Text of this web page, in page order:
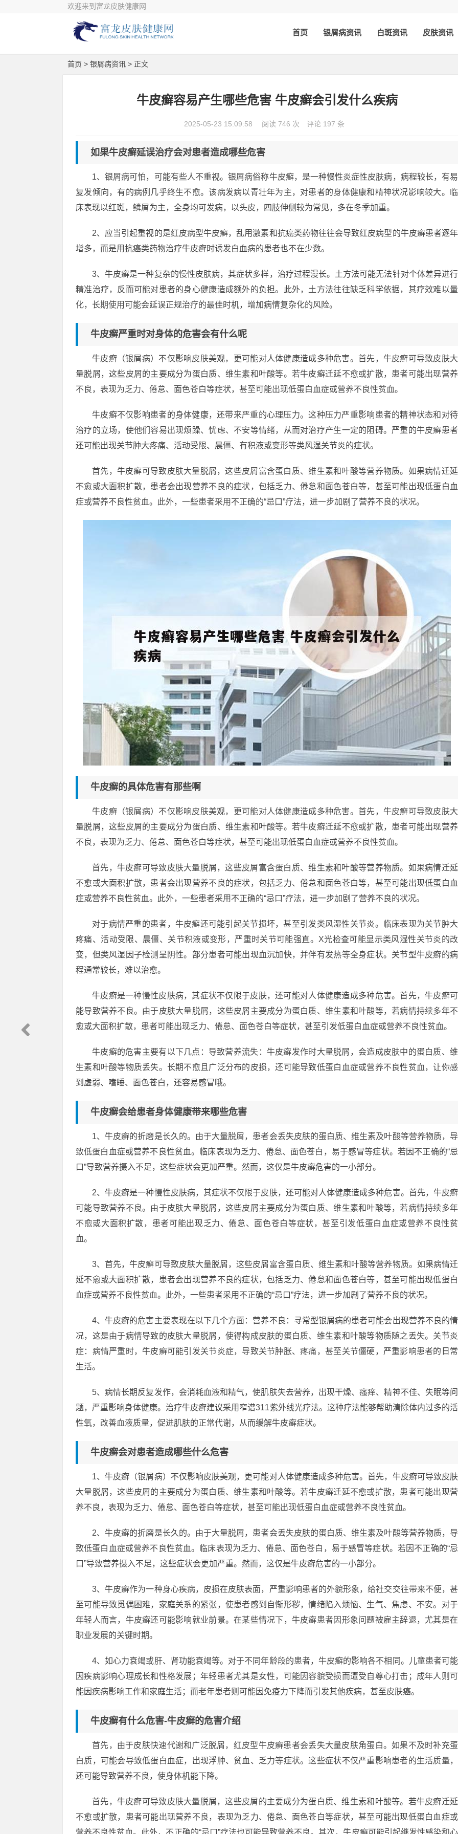
欢迎来到富龙皮肤健康网
首页 银屑病资讯 白斑资讯 皮肤资讯
首页 > 银屑病资讯 > 正文
牛皮癣容易产生哪些危害 牛皮癣会引发什么疾病
2025-05-23 15:09:58 阅读 746 次 评论 197 条
如果牛皮癣延误治疗会对患者造成哪些危害
1、银屑病可怕，可能有些人不重视。银屑病俗称牛皮癣，是一种慢性炎症性皮肤病，病程较长，有易
复发倾向，有的病例几乎终生不愈。该病发病以青壮年为主，对患者的身体健康和精神状况影响较大。临
床表现以红斑，鳞屑为主，全身均可发病，以头皮，四肢伸侧较为常见，多在冬季加重。
2、应当引起重视的是红皮病型牛皮癣，乱用激素和抗癌类药物往往会导致红皮病型的牛皮癣患者逐年
增多，而是用抗癌类药物治疗牛皮癣时诱发白血病的患者也不在少数。
3、牛皮癣是一种复杂的慢性皮肤病，其症状多样，治疗过程漫长。土方法可能无法针对个体差异进行
精准治疗，反而可能对患者的身心健康造成额外的负担。此外，土方法往往缺乏科学依据，其疗效难以量
化，长期使用可能会延误正规治疗的最佳时机，增加病情复杂化的风险。
牛皮癣严重时对身体的危害会有什么呢
牛皮癣（银屑病）不仅影响皮肤美观，更可能对人体健康造成多种危害。首先，牛皮癣可导致皮肤大
量脱屑，这些皮屑的主要成分为蛋白质、维生素和叶酸等。若牛皮癣迁延不愈或扩散，患者可能出现营养
不良，表现为乏力、倦怠、面色苍白等症状，甚至可能出现低蛋白血症或营养不良性贫血。
牛皮癣不仅影响患者的身体健康，还带来严重的心理压力。这种压力严重影响患者的精神状态和对待
治疗的立场，使他们容易出现烦躁、忧虑、不安等情绪，从而对治疗产生一定的阻碍。严重的牛皮癣患者
还可能出现关节肿大疼痛、活动受限、晨僵、有积液或变形等类风湿关节炎的症状。
首先，牛皮癣可导致皮肤大量脱屑，这些皮屑富含蛋白质、维生素和叶酸等营养物质。如果病情迁延
不愈或大面积扩散，患者会出现营养不良的症状，包括乏力、倦怠和面色苍白等，甚至可能出现低蛋白血
症或营养不良性贫血。此外，一些患者采用不正确的“忌口”疗法，进一步加剧了营养不良的状况。
牛皮癣的具体危害有那些啊
牛皮癣（银屑病）不仅影响皮肤美观，更可能对人体健康造成多种危害。首先，牛皮癣可导致皮肤大
量脱屑，这些皮屑的主要成分为蛋白质、维生素和叶酸等。若牛皮癣迁延不愈或扩散，患者可能出现营养
不良，表现为乏力、倦怠、面色苍白等症状，甚至可能出现低蛋白血症或营养不良性贫血。
首先，牛皮癣可导致皮肤大量脱屑，这些皮屑富含蛋白质、维生素和叶酸等营养物质。如果病情迁延
不愈或大面积扩散，患者会出现营养不良的症状，包括乏力、倦怠和面色苍白等，甚至可能出现低蛋白血
症或营养不良性贫血。此外，一些患者采用不正确的“忌口”疗法，进一步加剧了营养不良的状况。
对于病情严重的患者，牛皮癣还可能引起关节损坏，甚至引发类风湿性关节炎。临床表现为关节肿大
疼痛、活动受限、晨僵、关节积液或变形，严重时关节可能强直。X光检查可能显示类风湿性关节炎的改
变，但类风湿因子检测呈阴性。部分患者可能出现血沉加快，并伴有发热等全身症状。关节型牛皮癣的病
程通常较长，难以治愈。
牛皮癣是一种慢性皮肤病，其症状不仅限于皮肤，还可能对人体健康造成多种危害。首先，牛皮癣可
能导致营养不良。由于皮肤大量脱屑，这些皮屑主要成分为蛋白质、维生素和叶酸等，若病情持续多年不
愈或大面积扩散，患者可能出现乏力、倦怠、面色苍白等症状，甚至引发低蛋白血症或营养不良性贫血。
牛皮癣的危害主要有以下几点：导致营养流失：牛皮癣发作时大量脱屑，会造成皮肤中的蛋白质、维
生素和叶酸等物质丢失。长期不愈且广泛分布的皮损，还可能导致低蛋白血症或营养不良性贫血，让你感
到虚弱、嗜睡、面色苍白，还容易感冒哦。
牛皮癣会给患者身体健康带来哪些危害
1、牛皮癣的折磨是长久的。由于大量脱屑，患者会丢失皮肤的蛋白质、维生素及叶酸等营养物质，导
致低蛋白血症或营养不良性贫血。临床表现为乏力、倦怠、面色苍白，易于感冒等症状。若因不正确的“忌
口”导致营养摄入不足，这些症状会更加严重。然而，这仅是牛皮癣危害的一小部分。
2、牛皮癣是一种慢性皮肤病，其症状不仅限于皮肤，还可能对人体健康造成多种危害。首先，牛皮癣
可能导致营养不良。由于皮肤大量脱屑，这些皮屑主要成分为蛋白质、维生素和叶酸等，若病情持续多年
不愈或大面积扩散，患者可能出现乏力、倦怠、面色苍白等症状，甚至引发低蛋白血症或营养不良性贫
血。
3、首先，牛皮癣可导致皮肤大量脱屑，这些皮屑富含蛋白质、维生素和叶酸等营养物质。如果病情迁
延不愈或大面积扩散，患者会出现营养不良的症状，包括乏力、倦怠和面色苍白等，甚至可能出现低蛋白
血症或营养不良性贫血。此外，一些患者采用不正确的“忌口”疗法，进一步加剧了营养不良的状况。
4、牛皮癣的危害主要表现在以下几个方面：营养不良：寻常型银屑病的患者可能会出现营养不良的情
况，这是由于病情导致的皮肤大量脱屑，使得构成皮肤的蛋白质、维生素和叶酸等物质随之丢失。关节炎
症：病情严重时，牛皮癣可能引发关节炎症，导致关节肿胀、疼痛，甚至关节僵硬，严重影响患者的日常
生活。
5、病情长期反复发作，会消耗血液和精气，使肌肤失去营养，出现干燥、瘙痒、精神不佳、失眠等问
题，严重影响身体健康。治疗牛皮癣建议采用窄谱311紫外线光疗法。这种疗法能够帮助清除体内过多的活
性氧，改善血液质量，促进肌肤的正常代谢，从而缓解牛皮癣症状。
牛皮癣会对患者造成哪些什么危害
1、牛皮癣（银屑病）不仅影响皮肤美观，更可能对人体健康造成多种危害。首先，牛皮癣可导致皮肤
大量脱屑，这些皮屑的主要成分为蛋白质、维生素和叶酸等。若牛皮癣迁延不愈或扩散，患者可能出现营
养不良，表现为乏力、倦怠、面色苍白等症状，甚至可能出现低蛋白血症或营养不良性贫血。
2、牛皮癣的折磨是长久的。由于大量脱屑，患者会丢失皮肤的蛋白质、维生素及叶酸等营养物质，导
致低蛋白血症或营养不良性贫血。临床表现为乏力、倦怠、面色苍白，易于感冒等症状。若因不正确的“忌
口”导致营养摄入不足，这些症状会更加严重。然而，这仅是牛皮癣危害的一小部分。
3、牛皮癣作为一种身心疾病，皮损在皮肤表面，严重影响患者的外貌形象，给社交交往带来不便，甚
至可能导致觅偶困难，家庭关系的紧张，使患者感到自惭形秽，情绪陷入烦恼、生气、焦虑、不安。对于
年轻人而言，牛皮癣还可能影响就业前景。在某些情况下，牛皮癣患者因形象问题被雇主辞退，尤其是在
职业发展的关键时期。
4、如心力衰竭或肝、肾功能衰竭等。对于不同年龄段的患者，牛皮癣的影响各不相同。儿童患者可能
因疾病影响心理成长和性格发展；年轻患者尤其是女性，可能因容貌受损而遭受自尊心打击；成年人则可
能因疾病影响工作和家庭生活；而老年患者则可能因免疫力下降而引发其他疾病，甚至皮肤癌。
牛皮癣有什么危害-牛皮癣的危害介绍
首先，由于皮肤快速代谢和广泛脱屑，红皮型牛皮癣患者会丢失大量皮肤角蛋白。如果不及时补充蛋
白质，可能会导致低蛋白血症，出现浮肿、贫血、乏力等症状。这些症状不仅严重影响患者的生活质量，
还可能导致营养不良，使身体机能下降。
首先，牛皮癣可导致皮肤大量脱屑，这些皮屑的主要成分为蛋白质、维生素和叶酸等。若牛皮癣迁延
不愈或扩散，患者可能出现营养不良，表现为乏力、倦怠、面色苍白等症状，甚至可能出现低蛋白血症或
营养不良性贫血。此外，不正确的“忌口”疗法也可能导致营养不良。其次，牛皮癣可能引起继发性感染和心